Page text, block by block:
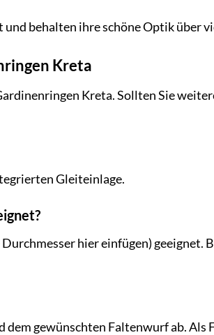
behalten ihre schöne Optik über
Kreta
Kreta. Sollten Sie
Gleiteinlage.
hier einfügen) geeignet.
gewünschten Faltenwurf ab. Als